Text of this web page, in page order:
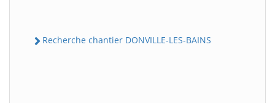
Recherche chantier DONVILLE-LES-BAINS